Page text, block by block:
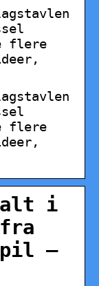
flere
flere
alt i
–